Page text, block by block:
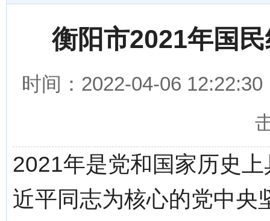
衡阳市2021年国
时间：2022-04-06
2021年是党和国家历史
近平同志为核心的党中央